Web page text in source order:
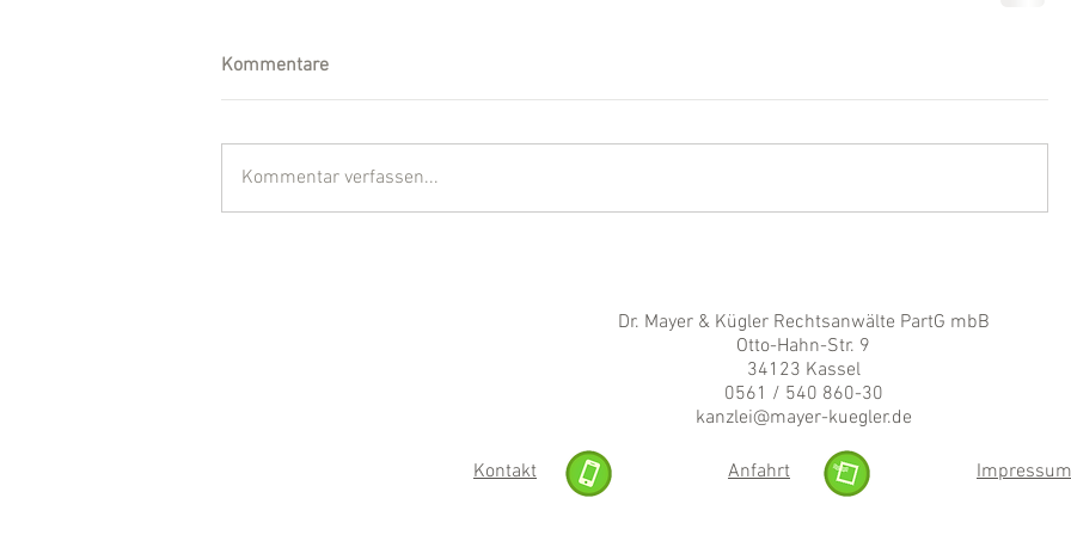
Kommentare
Kommentar verfassen...
Dr. Mayer & Kügler Rechtsanwälte PartG mbB
Otto-Hahn-Str. 9
34123 Kassel
0561 / 540 860-30
kanzlei@mayer-kuegler.de
Anfahrt Impressum
Kontakt